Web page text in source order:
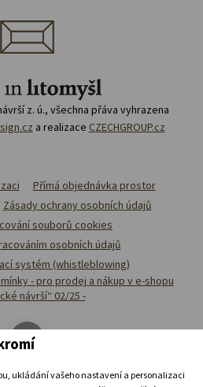
z. ú., všechna přáva vyhrazena
a realizace CZECHGROUP.cz
Přímá objednávka prostor
Zásady ochrany osobních údajů
souborů cookies
osobních údajů
systém (whistleblowing)
- pro prodej a nákup v e-shopu
návrší“ 02/25 -
ukládání vašeho nastavení a personalizaci